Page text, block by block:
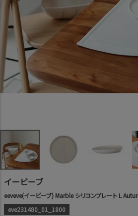
イービーブ
eeveve(イービーブ) Marble シリコンプレート L
eve231480_01_1800